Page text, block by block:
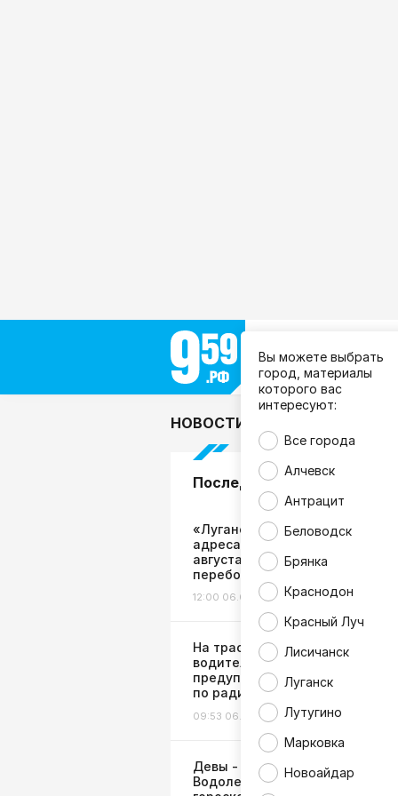
Все города
Вы можете выбрать
город, материалы
которого вас
интересуют:
Все города
Алчевск
Антрацит
Беловодск
Брянка
Краснодон
Красный Луч
Лисичанск
Луганск
Лутугино
Марковка
Новоайдар
НОВОСТИ
Последние новости
«Лугансквода» опубликовала
адреса плановых ремонтов на
августа: известно, где будут
перебои
12:00 06.08.26 Жизнь
На трассах в Ростовской
водителей начнут
предупреждать об атаках БПЛА
по радио
09:53 06.08.26 Жизнь
Девы - не ждите помощи,
Водолеи - будьте бдительны: